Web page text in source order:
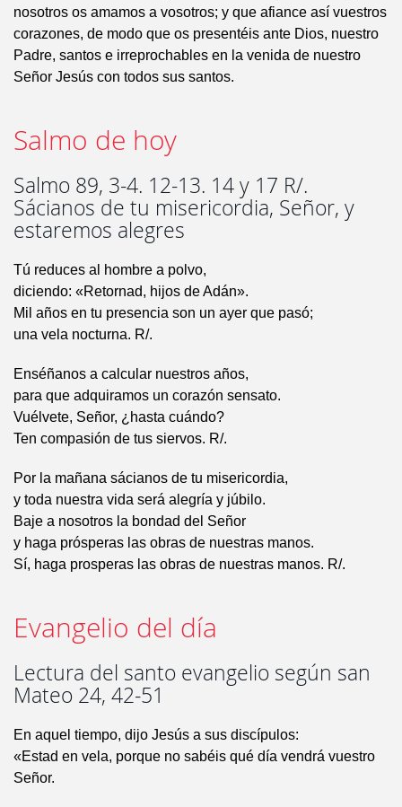
nosotros os amamos a vosotros; y que afiance así vuestros
corazones, de modo que os presentéis ante Dios, nuestro
Padre, santos e irreprochables en la venida de nuestro
Señor Jesús con todos sus santos.
Salmo de hoy
Salmo 89, 3-4. 12-13. 14 y 17 R/.
Sácianos de tu misericordia, Señor, y
estaremos alegres
Tú reduces al hombre a polvo,
diciendo: «Retornad, hijos de Adán».
Mil años en tu presencia son un ayer que pasó;
una vela nocturna. R/.
Enséñanos a calcular nuestros años,
para que adquiramos un corazón sensato.
Vuélvete, Señor, ¿hasta cuándo?
Ten compasión de tus siervos. R/.
Por la mañana sácianos de tu misericordia,
y toda nuestra vida será alegría y júbilo.
Baje a nosotros la bondad del Señor
y haga prósperas las obras de nuestras manos.
Sí, haga prosperas las obras de nuestras manos. R/.
Evangelio del día
Lectura del santo evangelio según san
Mateo 24, 42-51
En aquel tiempo, dijo Jesús a sus discípulos:
«Estad en vela, porque no sabéis qué día vendrá vuestro
Señor.